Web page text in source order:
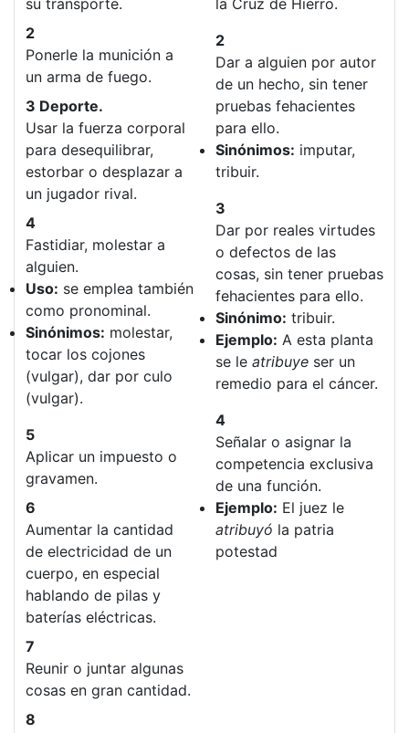
su transporte.
2
Ponerle la munición a
un arma de fuego.
3 Deporte.
Usar la fuerza corporal
para desequilibrar,
estorbar o desplazar a
un jugador rival.
4
Fastidiar, molestar a
alguien.
Uso: se emplea también
como pronominal.
Sinónimos: molestar,
tocar los cojones
(vulgar), dar por culo
(vulgar).
5
Aplicar un impuesto o
gravamen.
6
Aumentar la cantidad
de electricidad de un
cuerpo, en especial
hablando de pilas y
baterías eléctricas.
7
Reunir o juntar algunas
cosas en gran cantidad.
8
la Cruz de Hierro.
2
Dar a alguien por autor
de un hecho, sin tener
pruebas fehacientes
para ello.
Sinónimos: imputar,
tribuir.
3
Dar por reales virtudes
o defectos de las
cosas, sin tener pruebas
fehacientes para ello.
Sinónimo: tribuir.
Ejemplo: A esta planta
se le atribuye ser un
remedio para el cáncer.
4
Señalar o asignar la
competencia exclusiva
de una función.
Ejemplo: El juez le
atribuyó la patria
potestad